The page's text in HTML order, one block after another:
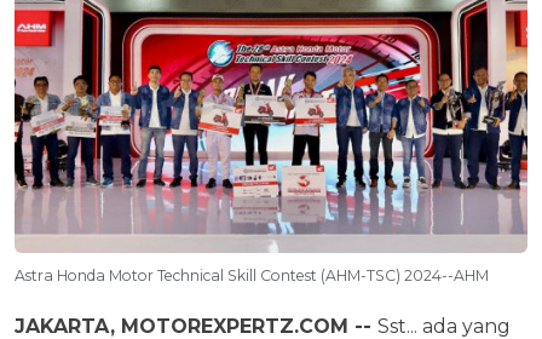
Astra Honda Motor Technical Skill Contest (AHM-TSC) 2024--AHM
JAKARTA, MOTOREXPERTZ.COM -- Sst... ada yang